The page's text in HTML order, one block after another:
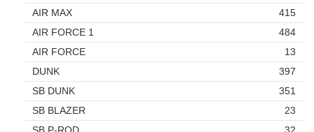
AIR MAX
415
AIR FORCE 1
484
AIR FORCE
13
DUNK
397
SB DUNK
351
SB BLAZER
23